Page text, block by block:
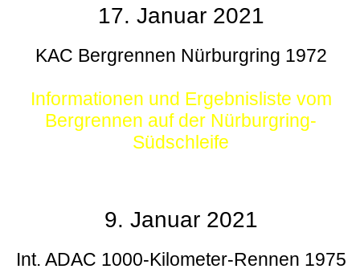
17. Januar 2021
KAC Bergrennen Nürburgring 1972
Informationen und Ergebnisliste vom
Bergrennen auf der Nürburgring-
Südschleife
9. Januar 2021
Int. ADAC 1000-Kilometer-Rennen 1975